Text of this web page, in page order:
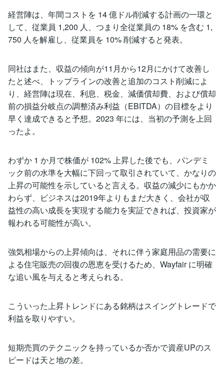
経営陣は、年間コストを 14 億ドル削減する計画の一環と
して、従業員 1,200 人、つまり全従業員の 18% を含む 1,
750 人を解雇し、従業員を 10% 削減すると発表。
同社はまた、収益の傾向が11月から12月にかけて改善し
たと述べ、トップラインの改善と追加のコスト削減によ
り、経営陣は現在、利息、税金、減価償却費、および償却
前の損益分岐点の調整済み利益（EBITDA）の目標をより
早く達成できると予想。2023 年には、当初の予測を上回
ったよ。
わずか 1 か月で株価が 102% 上昇した後でも、パンデミ
ック前の水準を大幅に下回って取引されていて、かなりの
上昇の可能性を示していると言える。収益の減少にもかか
わらず、ビジネスは2019年よりもまだ大きく、会社が収
益性の高い成長を実現する能力を実証できれば、投資家が
報われる可能性が高い。
強気相場からの上昇傾向は、それに伴う家庭用品の需要に
よる住宅販売の回復の恩恵を受けるため、Wayfair に明確
な追い風を与えると考えられる。
こういった上昇トレンドにある銘柄はスイングトレードで
利益を取りやすい。
短期売買のテクニックを持っているか否かで資産UPのス
ピードは天と地の差。